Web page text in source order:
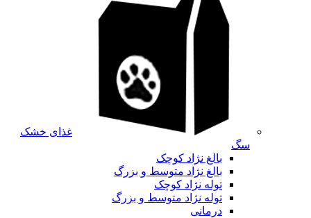
غذای خشک
سگ
بالغ نژاد کوچک
بالغ نژاد متوسط و بزرگ
توله نژاد کوچک
توله نژاد متوسط و بزرگ
درمانی